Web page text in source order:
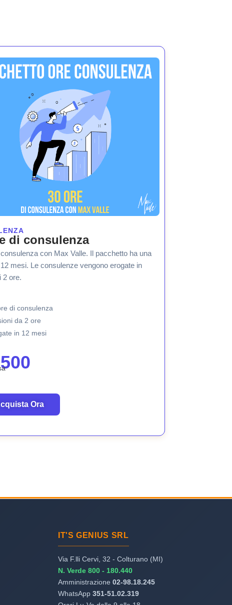
di consulenza
con Max Valle. Il pacchetto ha una
mesi. Le consulenze vengono erogate in
2 ore.
di consulenza
da 2 ore
in 12 mesi
Ora
IT'S GENIUS SRL
Via F.lli Cervi, 32 - Colturano (MI)
N. Verde 800 - 180.440
Amministrazione 02-98.18.245
WhatsApp 351-51.02.319